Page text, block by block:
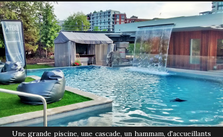
Une grande piscine, une cascade, un hammam, d'accueillants